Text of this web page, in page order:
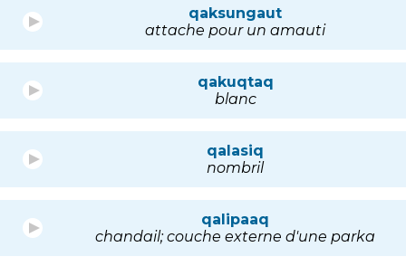
qaksungaut
attache pour un amauti
qakuqtaq
blanc
qalasiq
nombril
qalipaaq
chandail; couche externe d'une parka